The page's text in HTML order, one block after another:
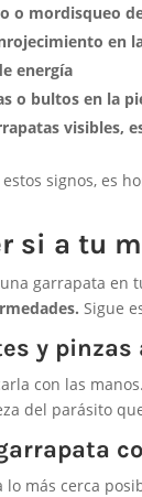
o mordisqueo
en
energía
o bultos en la
visibles,
signos, es
si a tu
garrapata en
Sigue
y
con las
del parásito
lo más cerca